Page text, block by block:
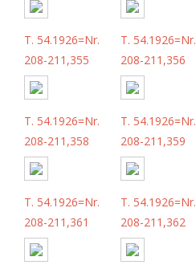
T. 54.1926=Nr.
208-211,355
T. 54.1926=Nr.
208-211,356
T. 54.1926=Nr.
208-211,358
T. 54.1926=Nr.
208-211,359
T. 54.1926=Nr.
208-211,361
T. 54.1926=Nr.
208-211,362